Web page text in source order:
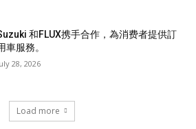
和FLUX携手合作，為消费者提供訂
車服務。
28, 2026
Load more